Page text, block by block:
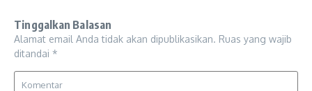
Tinggalkan Balasan
Alamat email Anda tidak akan dipublikasikan. Ruas yang wajib
ditandai *